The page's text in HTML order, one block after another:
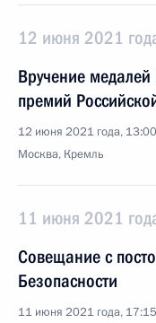
12 июня 2021
Вручение медалей
премий
12 июня 2021 года, 13:00
Москва, Кремль
11 июня 2021
Совещание с
Безопасности
11 июня 2021 года, 17:15